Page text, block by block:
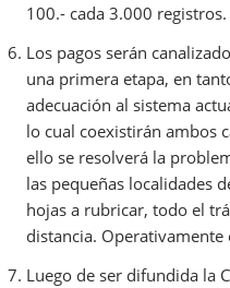
100.- cada 3.000 registros.
Los pagos serán
una primera etapa, en
adecuación al sistema
lo cual coexistirán ambos
ello se resolverá la
las pequeñas localidades
hojas a rubricar, todo el
distancia.
Luego de ser difundida la